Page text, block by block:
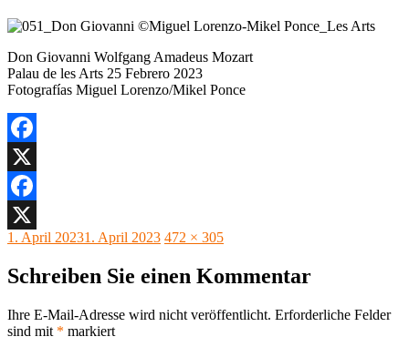
Don Giovanni Wolfgang Amadeus Mozart
Palau de les Arts 25 Febrero 2023
Fotografías Miguel Lorenzo/Mikel Ponce
Facebook
X
Facebook
X
Veröffentlicht
1. April 20231. April 2023 Originalgröße
472 × 305
Schreiben Sie einen Kommentar
Ihre E-Mail-Adresse wird nicht veröffentlicht. Erforderliche Felder
sind mit * markiert